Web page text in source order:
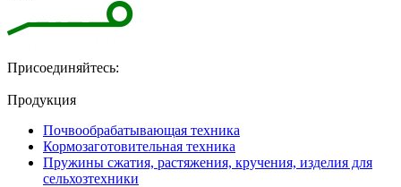
Присоединяйтесь:
Продукция
Почвообрабатывающая техника
Кормозаготовительная техника
Пружины сжатия, растяжения, кручения, изделия для
сельхозтехники